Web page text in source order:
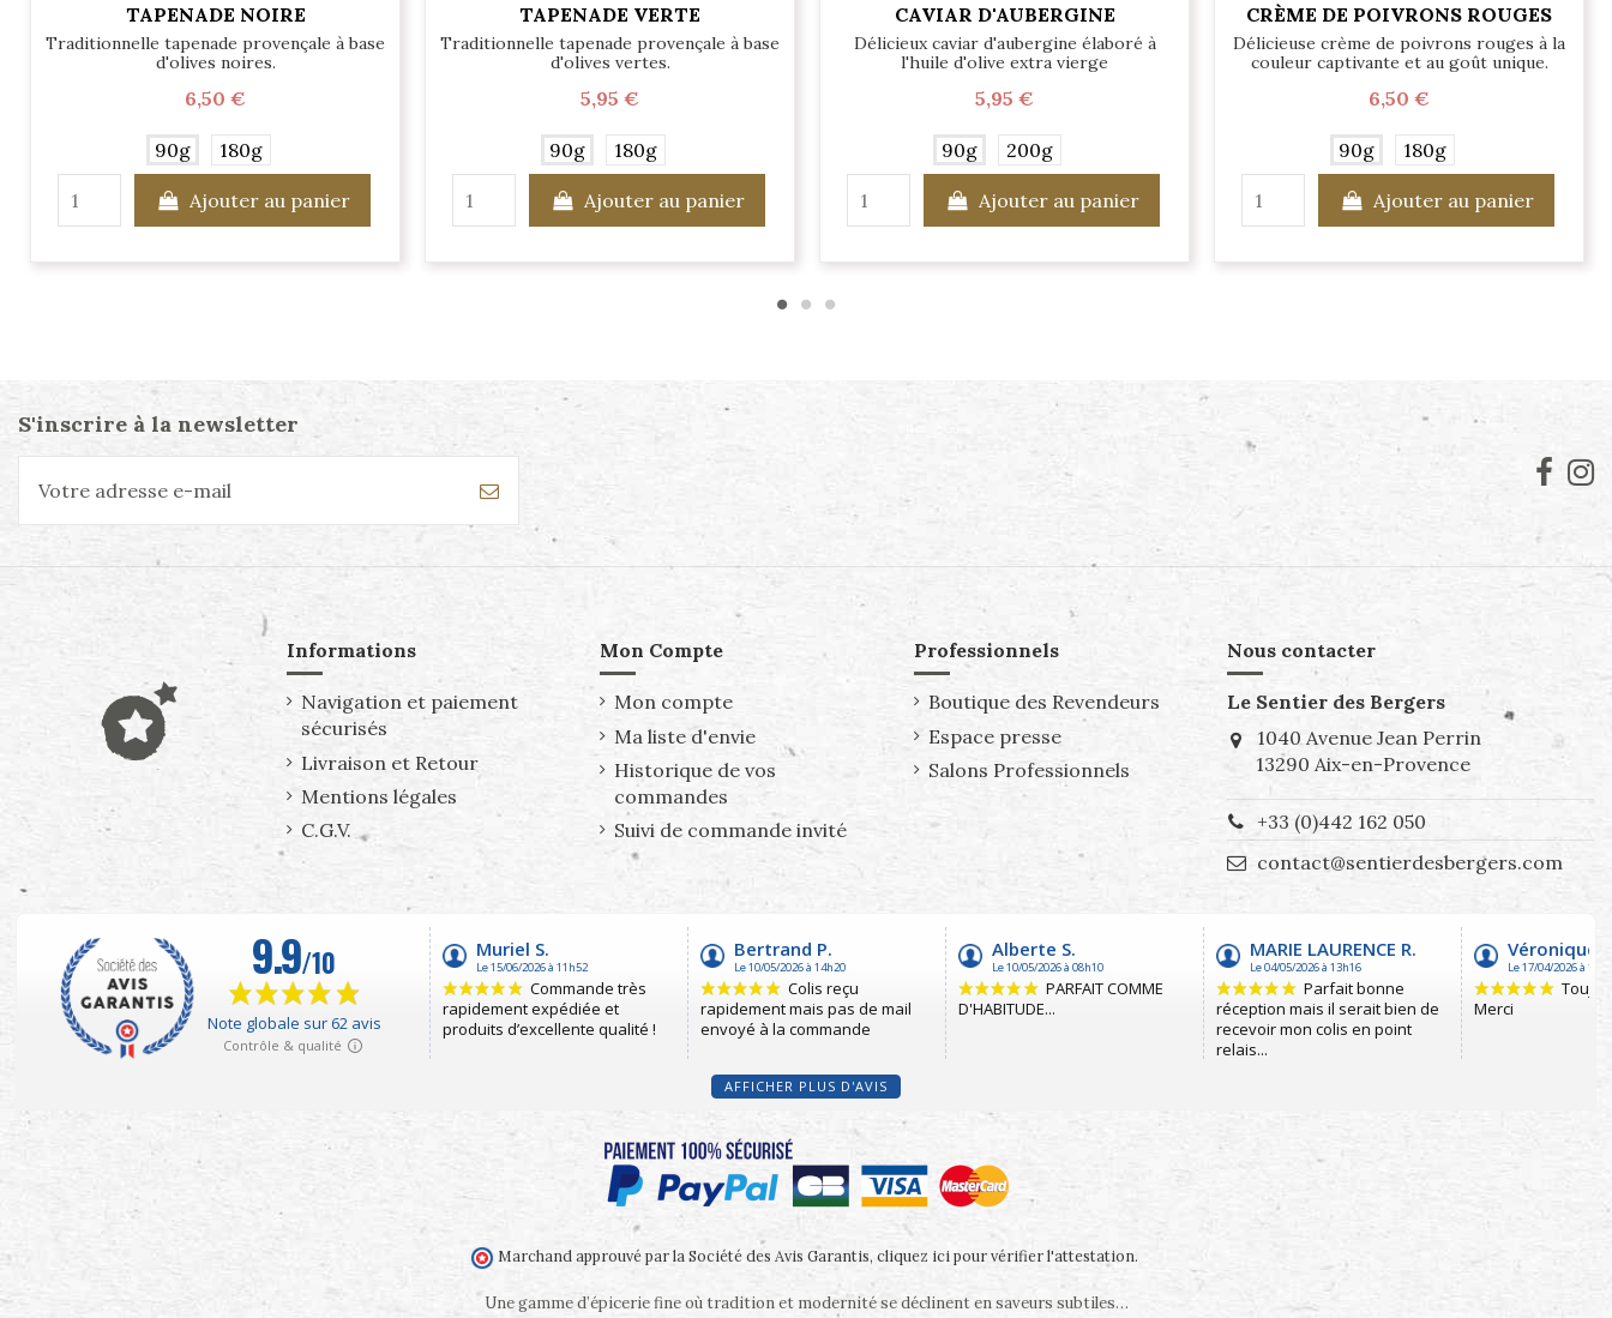
TAPENADE NOIRE
Traditionnelle tapenade provençale à base
d'olives noires.
6,50 €
90g 180g
Ajouter au panier
TAPENADE VERTE
Traditionnelle tapenade provençale à base
d'olives vertes.
5,95 €
90g 180g
Ajouter au panier
CAVIAR D'AUBERGINE
Délicieux caviar d'aubergine élaboré à
l'huile d'olive extra vierge
5,95 €
90g 200g
Ajouter au panier
CRÈME DE POIVRONS ROUGES
Délicieuse crème de poivrons rouges à la
couleur captivante et au goût unique.
6,50 €
90g 180g
Ajouter au panier
S'inscrire à la newsletter
Informations
Navigation et paiement
sécurisés
Livraison et Retour
Mentions légales
C.G.V.
Mon Compte
Mon compte
Ma liste d'envie
Historique de vos
commandes
Suivi de commande invité
Professionnels
Boutique des Revendeurs
Espace presse
Salons Professionnels
Nous contacter
Le Sentier des Bergers
1040 Avenue Jean Perrin
13290 Aix-en-Provence
+33 (0)442 162 050
contact@sentierdesbergers.com
AFFICHER PLUS D'AVIS
Marchand approuvé par la Société des Avis Garantis, cliquez ici pour vérifier l'attestation.
Une gamme d’épicerie fine où tradition et modernité se déclinent en saveurs subtiles…